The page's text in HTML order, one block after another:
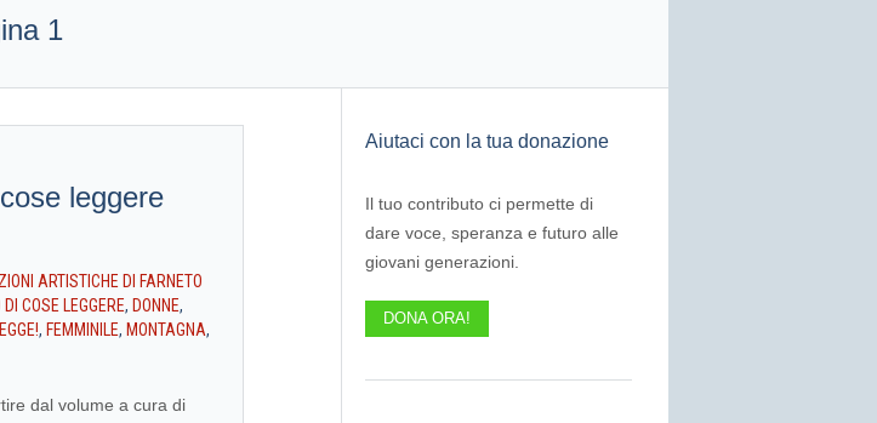
1
leggere
ARTISTICHE DI FARNETO
DI COSE LEGGERE, DONNE,
, FEMMINILE, MONTAGNA,
dal volume a cura di
Aiutaci con la tua donazione
Il tuo contributo ci permette di
dare voce, speranza e futuro alle
giovani generazioni.
DONA ORA!